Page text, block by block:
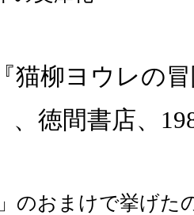
猫柳ヨウレの
、徳間書店、
のおまけで挙げた